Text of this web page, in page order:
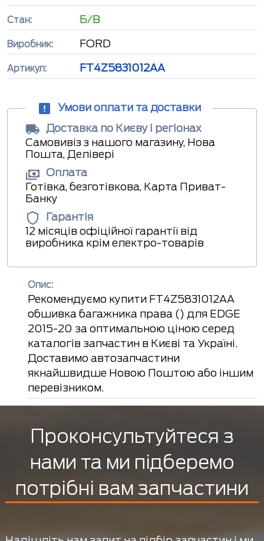
Стан: Б/В
Виробник: FORD
Артикул: FT4Z5831012AA
Умови оплати та доставки
Доставка по Києву і регіонах
Самовивіз з нашого магазину, Нова
Пошта, Делівері
Оплата
Готівка, безготівкова, Карта Приват-
Банку
Гарантія
12 місяців офіційної гарантії від
виробника крім електро-товарів
Опис:
Рекомендуємо купити FT4Z5831012AA
обшивка багажника права () для EDGE
2015-20 за оптимальною ціною серед
каталогів запчастин в Києві та Україні.
Доставимо автозапчастини
якнайшвидше Новою Поштою або іншим
перевізником.
Проконсультуйтеся з
нами та ми підберемо
потрібні вам запчастини